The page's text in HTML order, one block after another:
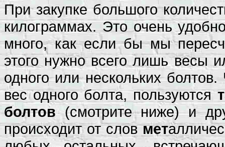
При закупке большого
килограммах. Это очень
много, как если бы мы
этого нужно всего лишь весы
одного или нескольких
вес одного болта, пользуются
болтов(смотрите ниже) и
происходит от словмет